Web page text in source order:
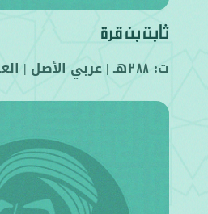
ثابت بن قرة
ت: 288هـ |عربيالأصل |